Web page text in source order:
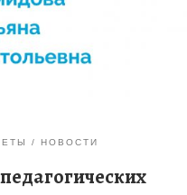
2 этап конкурса
НОВОСТИ